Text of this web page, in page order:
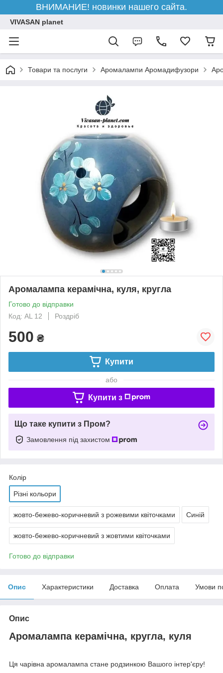
ВНИМАНИЕ! новинки нашего сайта.
VIVASAN planet
Товари та послуги Аромалампи Аромадифузори
Аромалампа керамічна, куля, кругла
Готово до відправки
Код: АL 12
Роздріб
500 ₴
Купити
або
Купити з
Що таке купити з Пром?
Замовлення під захистом
Колір
Різні кольори
жовто-бежево-коричневий з рожевими квіточками Синій
жовто-бежево-коричневий з жовтими квіточками
Готово до відправки
Опис Характеристики Доставка Оплата Умови
Опис
Аромалампа керамічна, кругла, куля
Ця чарівна аромалампа стане родзинкою Вашого інтер'єру!